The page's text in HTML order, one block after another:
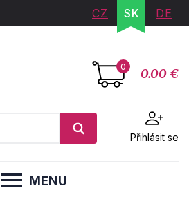
CZ SK DE
0 0.00 €
Přihlásit se
MENU